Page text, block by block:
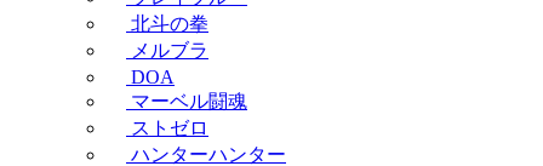
北斗の拳
メルブラ
DOA
マーベル闘魂
ストゼロ
ハンターハンター